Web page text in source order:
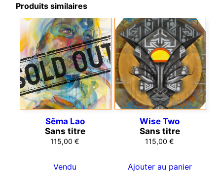
Produits similaires
Sêma Lao
Sans titre
115,00€
Vendu
Wise Two
Sans titre
115,00€
Ajouter au panier